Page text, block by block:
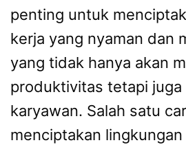
penting untuk
kerja yang nyaman dan
yang tidak hanya akan
produktivitas tetapi juga
karyawan. Salah satu
menciptakan